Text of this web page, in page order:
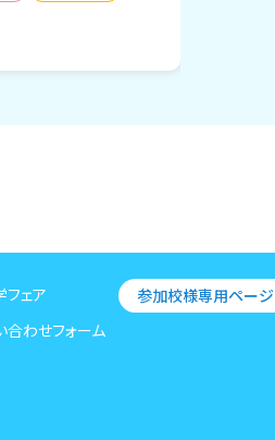
ェア
合わせフォーム
参加校様専用ページ